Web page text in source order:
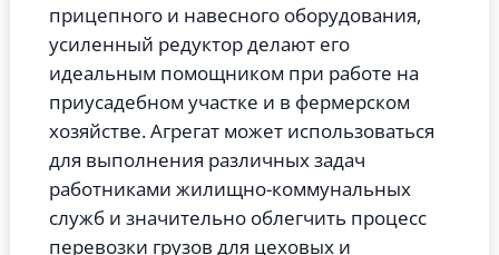
прицепного и навесного оборудования,
усиленный редуктор делают его
идеальным помощником при работе на
приусадебном участке и в фермерском
хозяйстве. Агрегат может использоваться
для выполнения различных задач
работниками жилищно-коммунальных
служб и значительно облегчить процесс
перевозки грузов для цеховых и